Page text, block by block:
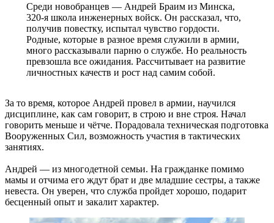
Среди новобранцев — Андрей Браим из Минска,
320-я школа инженерных войск. Он рассказал, что,
получив повестку, испытал чувство гордости.
Родные, которые в разное время служили в армии,
много рассказывали парню о службе. Но реальность
превзошла все ожидания. Рассчитывает на развитие
личностных качеств и рост над самим собой.
За то время, которое Андрей провел в армии, научился
дисциплине, как сам говорит, в строю и вне строя. Начал
говорить меньше и чётче. Порадовала техническая подготовка
Вооруженных Сил, возможность участия в тактических
занятиях.
Андрей — из многодетной семьи. На гражданке помимо
мамы и отчима его ждут брат и две младшие сестры, а также
невеста. Он уверен, что служба пройдет хорошо, подарит
бесценный опыт и закалит характер.